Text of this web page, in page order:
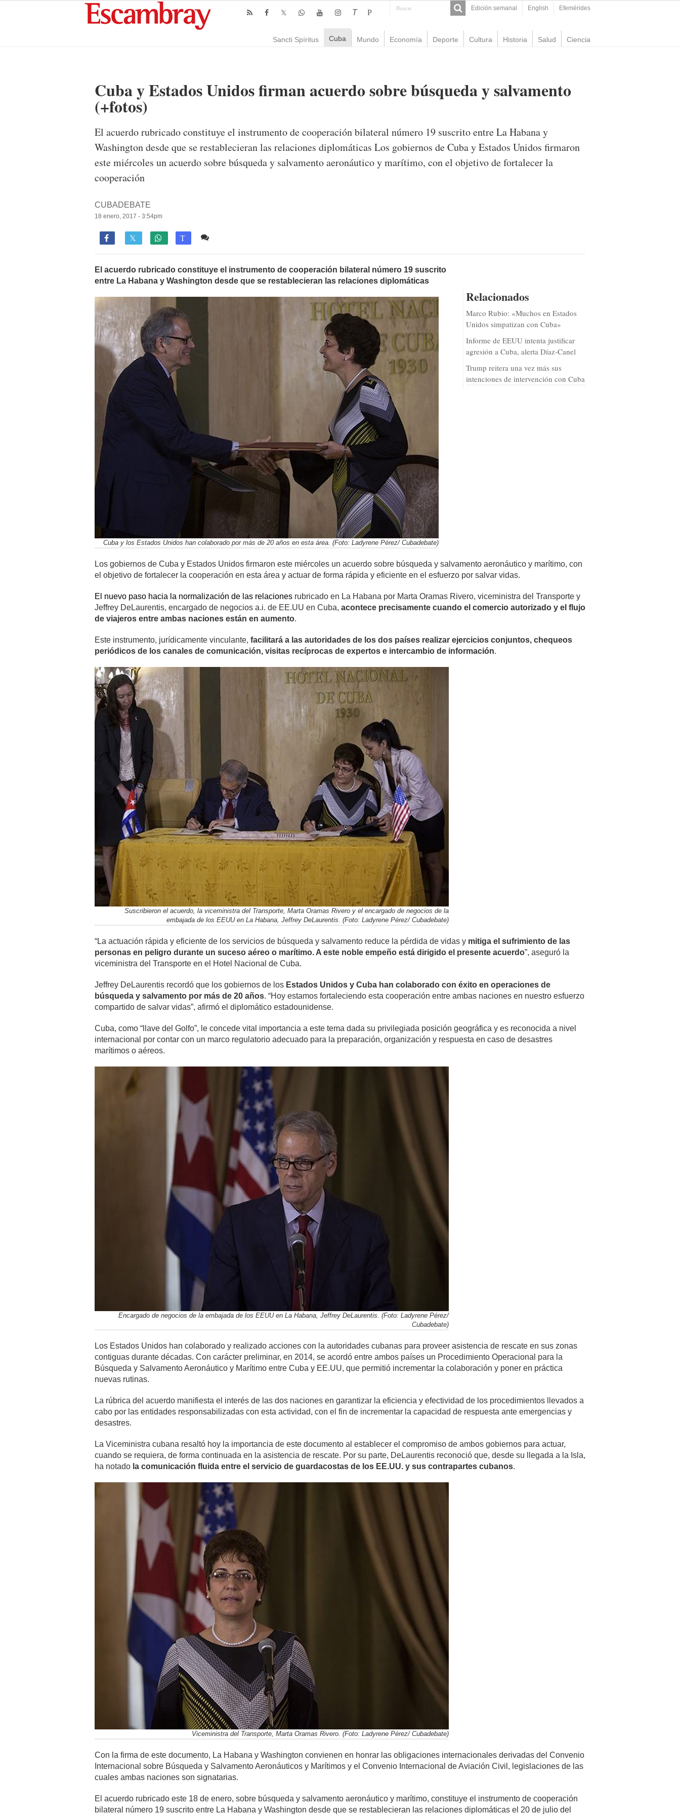
Edición semanal English Efemérides
T P
Sancti Spíritus Cuba Mundo Economía Deporte Cultura Historia Salud Ciencia
Cuba y Estados Unidos firman acuerdo sobre búsqueda y salvamento
(+fotos)
El acuerdo rubricado constituye el instrumento de cooperación bilateral número 19 suscrito entre La Habana y
Washington desde que se restablecieran las relaciones diplomáticas Los gobiernos de Cuba y Estados Unidos firmaron
este miércoles un acuerdo sobre búsqueda y salvamento aeronáutico y marítimo, con el objetivo de fortalecer la
cooperación
CUBADEBATE
18 enero, 2017 - 3:54pm
 T
Relacionados
Marco Rubio: «Muchos en Estados
Unidos simpatizan con Cuba»
Informe de EEUU intenta justificar
agresión a Cuba, alerta Díaz-Canel
Trump reitera una vez más sus
intenciones de intervención con Cuba
El acuerdo rubricado constituye el instrumento de cooperación bilateral número 19 suscrito
entre La Habana y Washington desde que se restablecieran las relaciones diplomáticas
Cuba y los Estados Unidos han colaborado por más de 20 años en esta área. (Foto: Ladyrene Pérez/ Cubadebate)
Los gobiernos de Cuba y Estados Unidos firmaron este miércoles un acuerdo sobre búsqueda y salvamento aeronáutico y marítimo, con
el objetivo de fortalecer la cooperación en esta área y actuar de forma rápida y eficiente en el esfuerzo por salvar vidas.
El nuevo paso hacia la normalización de las relaciones rubricado en La Habana por Marta Oramas Rivero, viceministra del Transporte y
Jeffrey DeLaurentis, encargado de negocios a.i. de EE.UU en Cuba, acontece precisamente cuando el comercio autorizado y el flujo
de viajeros entre ambas naciones están en aumento.
Este instrumento, jurídicamente vinculante, facilitará a las autoridades de los dos países realizar ejercicios conjuntos, chequeos
periódicos de los canales de comunicación, visitas recíprocas de expertos e intercambio de información.
Suscribieron el acuerdo, la viceministra del Transporte, Marta Oramas Rivero y el encargado de negocios de la
embajada de los EEUU en La Habana, Jeffrey DeLaurentis. (Foto: Ladyrene Pérez/ Cubadebate)
“La actuación rápida y eficiente de los servicios de búsqueda y salvamento reduce la pérdida de vidas y mitiga el sufrimiento de las
personas en peligro durante un suceso aéreo o marítimo. A este noble empeño está dirigido el presente acuerdo”, aseguró la
viceministra del Transporte en el Hotel Nacional de Cuba.
Jeffrey DeLaurentis recordó que los gobiernos de los Estados Unidos y Cuba han colaborado con éxito en operaciones de
búsqueda y salvamento por más de 20 años. “Hoy estamos fortaleciendo esta cooperación entre ambas naciones en nuestro esfuerzo
compartido de salvar vidas”, afirmó el diplomático estadounidense.
Cuba, como “llave del Golfo”, le concede vital importancia a este tema dada su privilegiada posición geográfica y es reconocida a nivel
internacional por contar con un marco regulatorio adecuado para la preparación, organización y respuesta en caso de desastres
marítimos o aéreos.
Encargado de negocios de la embajada de los EEUU en La Habana, Jeffrey DeLaurentis. (Foto: Ladyrene Pérez/
Cubadebate)
Los Estados Unidos han colaborado y realizado acciones con la autoridades cubanas para proveer asistencia de rescate en sus zonas
contiguas durante décadas. Con carácter preliminar, en 2014, se acordó entre ambos países un Procedimiento Operacional para la
Búsqueda y Salvamento Aeronáutico y Marítimo entre Cuba y EE.UU, que permitió incrementar la colaboración y poner en práctica
nuevas rutinas.
La rúbrica del acuerdo manifiesta el interés de las dos naciones en garantizar la eficiencia y efectividad de los procedimientos llevados a
cabo por las entidades responsabilizadas con esta actividad, con el fin de incrementar la capacidad de respuesta ante emergencias y
desastres.
La Viceministra cubana resaltó hoy la importancia de este documento al establecer el compromiso de ambos gobiernos para actuar,
cuando se requiera, de forma continuada en la asistencia de rescate. Por su parte, DeLaurentis reconoció que, desde su llegada a la Isla,
ha notado la comunicación fluida entre el servicio de guardacostas de los EE.UU. y sus contrapartes cubanos.
Viceministra del Transporte, Marta Oramas Rivero. (Foto: Ladyrene Pérez/ Cubadebate)
Con la firma de este documento, La Habana y Washington convienen en honrar las obligaciones internacionales derivadas del Convenio
Internacional sobre Búsqueda y Salvamento Aeronáuticos y Marítimos y el Convenio Internacional de Aviación Civil, legislaciones de las
cuales ambas naciones son signatarias.
El acuerdo rubricado este 18 de enero, sobre búsqueda y salvamento aeronáutico y marítimo, constituye el instrumento de cooperación
bilateral número 19 suscrito entre La Habana y Washington desde que se restablecieran las relaciones diplomáticas el 20 de julio del